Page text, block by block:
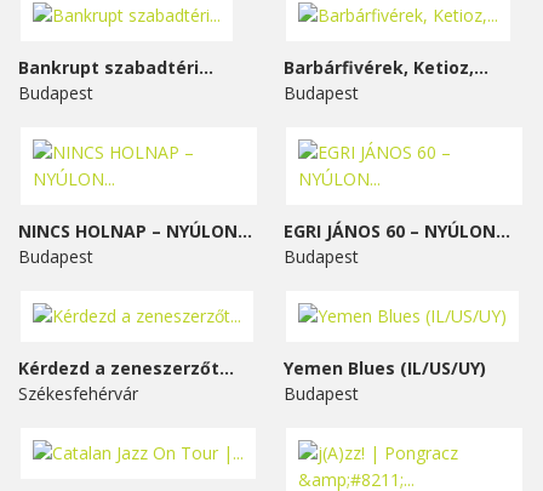
Bankrupt szabadtéri...
Budapest
Barbárfivérek, Ketioz,...
Budapest
NINCS HOLNAP – NYÚLON...
Budapest
EGRI JÁNOS 60 – NYÚLON...
Budapest
Kérdezd a zeneszerzőt...
Székesfehérvár
Yemen Blues (IL/US/UY)
Budapest